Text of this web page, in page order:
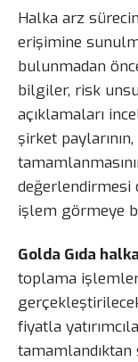
Halka arz
erişimine
bulunmadan
bilgiler, risk
açıklamaları
şirket
değerlendirmesi
işlem görmeye
Golda Gıda
toplama
fiyatla
tamamlandıktan